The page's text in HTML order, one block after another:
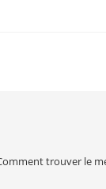
trouver le